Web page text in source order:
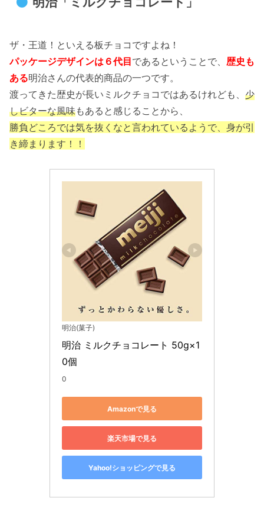
ザ・王道！といえる板チョコですよね！
パッケージデザインは６代目であるということで、 歴史も
ある明治さんの代表的商品の一つです。
渡ってきた歴史が長いミルクチョコではあるけれども、 少
しビターな風味もあると感じることから、
勝負どころでは気を抜くなと言われているようで、身が引
き締まります！！
明治(菓子)
明治 ミルクチョコレート 50g×1
0個
0
Amazonで見る
楽天市場で見る
Yahoo!ショッピングで見る